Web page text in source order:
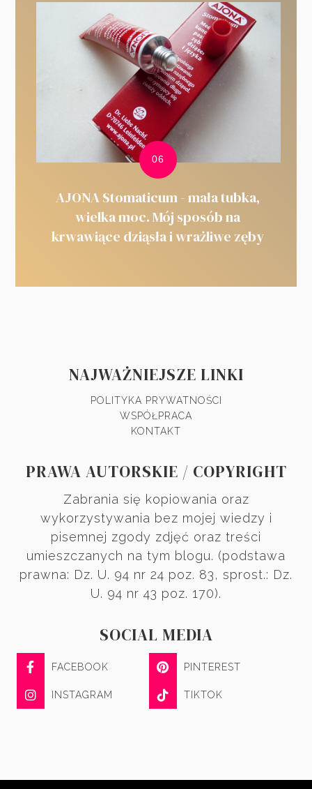
AJONA Stomaticum - mała tubka,
wielka moc. Mój sposób na
krwawiące dziąsła i wrażliwe zęby
NAJWAŻNIEJSZE LINKI
POLITYKA PRYWATNOŚCI
WSPÓŁPRACA
KONTAKT
PRAWA AUTORSKIE / COPYRIGHT
Zabrania się kopiowania oraz
wykorzystywania bez mojej wiedzy i
pisemnej zgody zdjęć oraz treści
umieszczanych na tym blogu. (podstawa
prawna: Dz. U. 94 nr 24 poz. 83, sprost.: Dz.
U. 94 nr 43 poz. 170).
SOCIAL MEDIA
FACEBOOK PINTEREST
INSTAGRAM TIKTOK